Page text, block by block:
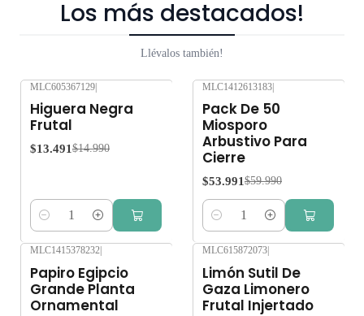
Los más destacados!
Llévalos también!
MLC605367129
Higuera Negra
Frutal
$13.491 $14.990
Cantidad
MLC1412613183
Pack De 50
Miosporo
Arbustivo Para
Cierre
$53.991 $59.990
Cantidad
MLC1415378232
Papiro Egipcio
Grande Planta
Ornamental
MLC615872073
Limón Sutil De
Gaza Limonero
Frutal Injertado